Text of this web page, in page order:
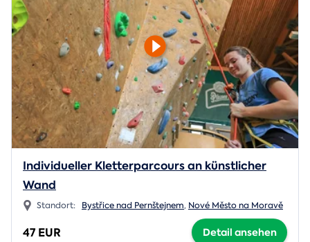
Individueller Kletterparcours an künstlicher
Wand
Standort: Bystřice nad Pernštejnem, Nové Město na Moravě
47 EUR Detail ansehen